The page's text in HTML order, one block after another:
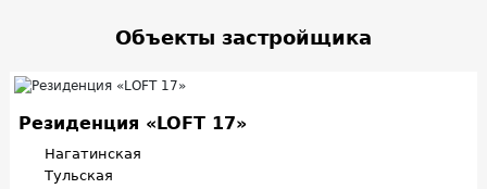
Объекты застройщика
Резиденция «LOFT 17»
Нагатинская
Тульская